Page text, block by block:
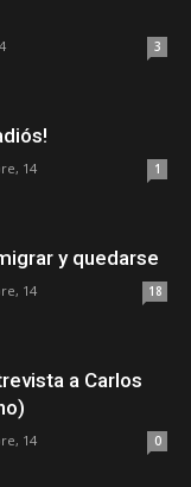
3
14 1
y quedarse
14 18
a Carlos
14 0